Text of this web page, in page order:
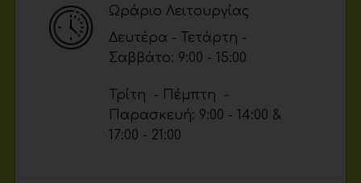
Ωράριο Λειτουργίας
Δευτέρα - Τετάρτη -
Σαββάτο: 9:00 - 15:00
Τρίτη - Πέμπτη -
Παρασκευή: 9:00 - 14:00 &
17:00 - 21:00